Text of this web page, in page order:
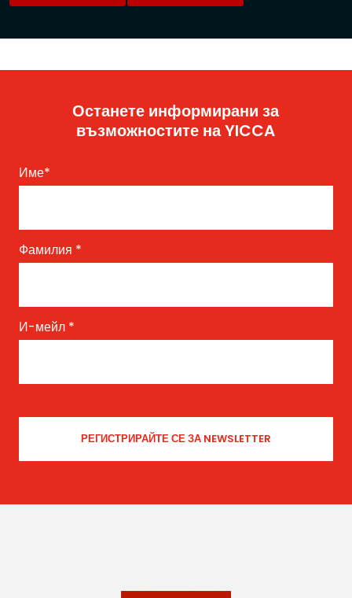
Останете информирани за
възможностите на YICCA
Име*
Фамилия *
И-мейл *